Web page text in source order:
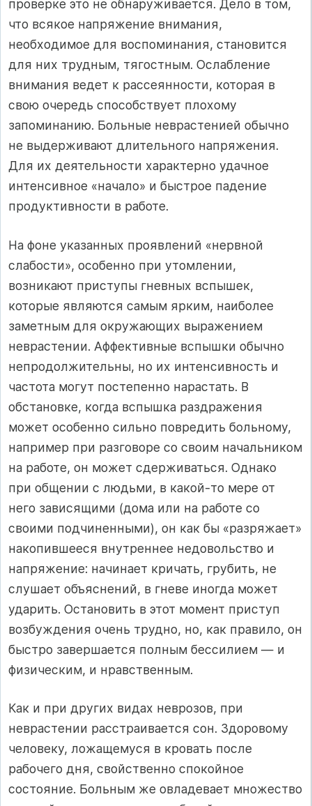
проверке это не обнаруживается. Дело в том,
что всякое напряжение внимания,
необходимое для воспоминания, становится
для них трудным, тягостным. Ослабление
внимания ведет к рассеянности, которая в
свою очередь способствует плохому
запоминанию. Больные неврастенией обычно
не выдерживают длительного напряжения.
Для их деятельности характерно удачное
интенсивное «начало» и быстрое падение
продуктивности в работе.
На фоне указанных проявлений «нервной
слабости», особенно при утомлении,
возникают приступы гневных вспышек,
которые являются самым ярким, наиболее
заметным для окружающих выражением
неврастении. Аффективные вспышки обычно
непродолжительны, но их интенсивность и
частота могут постепенно нарастать. В
обстановке, когда вспышка раздражения
может особенно сильно повредить больному,
например при разговоре со своим начальником
на работе, он может сдерживаться. Однако
при общении с людьми, в какой-то мере от
него зависящими (дома или на работе со
своими подчиненными), он как бы «разряжает»
накопившееся внутреннее недовольство и
напряжение: начинает кричать, грубить, не
слушает объяснений, в гневе иногда может
ударить. Остановить в этот момент приступ
возбуждения очень трудно, но, как правило, он
быстро завершается полным бессилием — и
физическим, и нравственным.
Как и при других видах неврозов, при
неврастении расстраивается сон. Здоровому
человеку, ложащемуся в кровать после
рабочего дня, свойственно спокойное
состояние. Больным же овладевает множество